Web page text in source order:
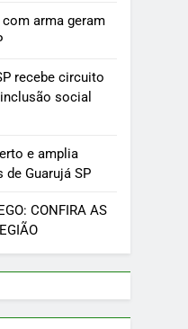
arma geram
recebe circuito
social
e amplia
Guarujá SP
CONFIRA AS